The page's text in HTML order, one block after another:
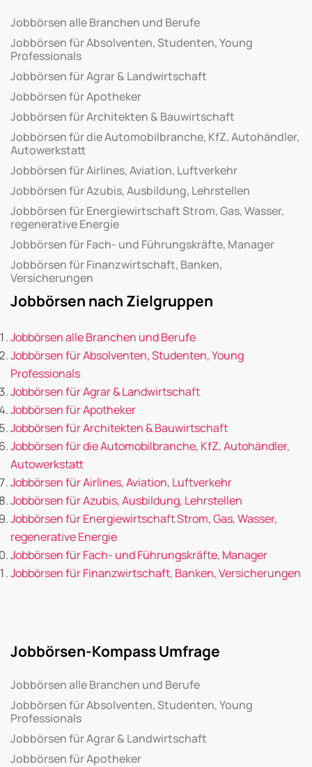
Jobbörsen alle Branchen und Berufe
Jobbörsen für Absolventen, Studenten, Young
Professionals
Jobbörsen für Agrar & Landwirtschaft
Jobbörsen für Apotheker
Jobbörsen für Architekten & Bauwirtschaft
Jobbörsen für die Automobilbranche, KfZ, Autohändler,
Autowerkstatt
Jobbörsen für Airlines, Aviation, Luftverkehr
Jobbörsen für Azubis, Ausbildung, Lehrstellen
Jobbörsen für Energiewirtschaft Strom, Gas, Wasser,
regenerative Energie
Jobbörsen für Fach- und Führungskräfte, Manager
Jobbörsen für Finanzwirtschaft, Banken,
Versicherungen
Jobbörsen nach Zielgruppen
Jobbörsen alle Branchen und Berufe
Jobbörsen für Absolventen, Studenten, Young
Professionals
Jobbörsen für Agrar & Landwirtschaft
Jobbörsen für Apotheker
Jobbörsen für Architekten & Bauwirtschaft
Jobbörsen für die Automobilbranche, KfZ, Autohändler,
Autowerkstatt
Jobbörsen für Airlines, Aviation, Luftverkehr
Jobbörsen für Azubis, Ausbildung, Lehrstellen
Jobbörsen für Energiewirtschaft Strom, Gas, Wasser,
regenerative Energie
Jobbörsen für Fach- und Führungskräfte, Manager
Jobbörsen für Finanzwirtschaft, Banken, Versicherungen
Jobbörsen-Kompass Umfrage
Jobbörsen alle Branchen und Berufe
Jobbörsen für Absolventen, Studenten, Young
Professionals
Jobbörsen für Agrar & Landwirtschaft
Jobbörsen für Apotheker